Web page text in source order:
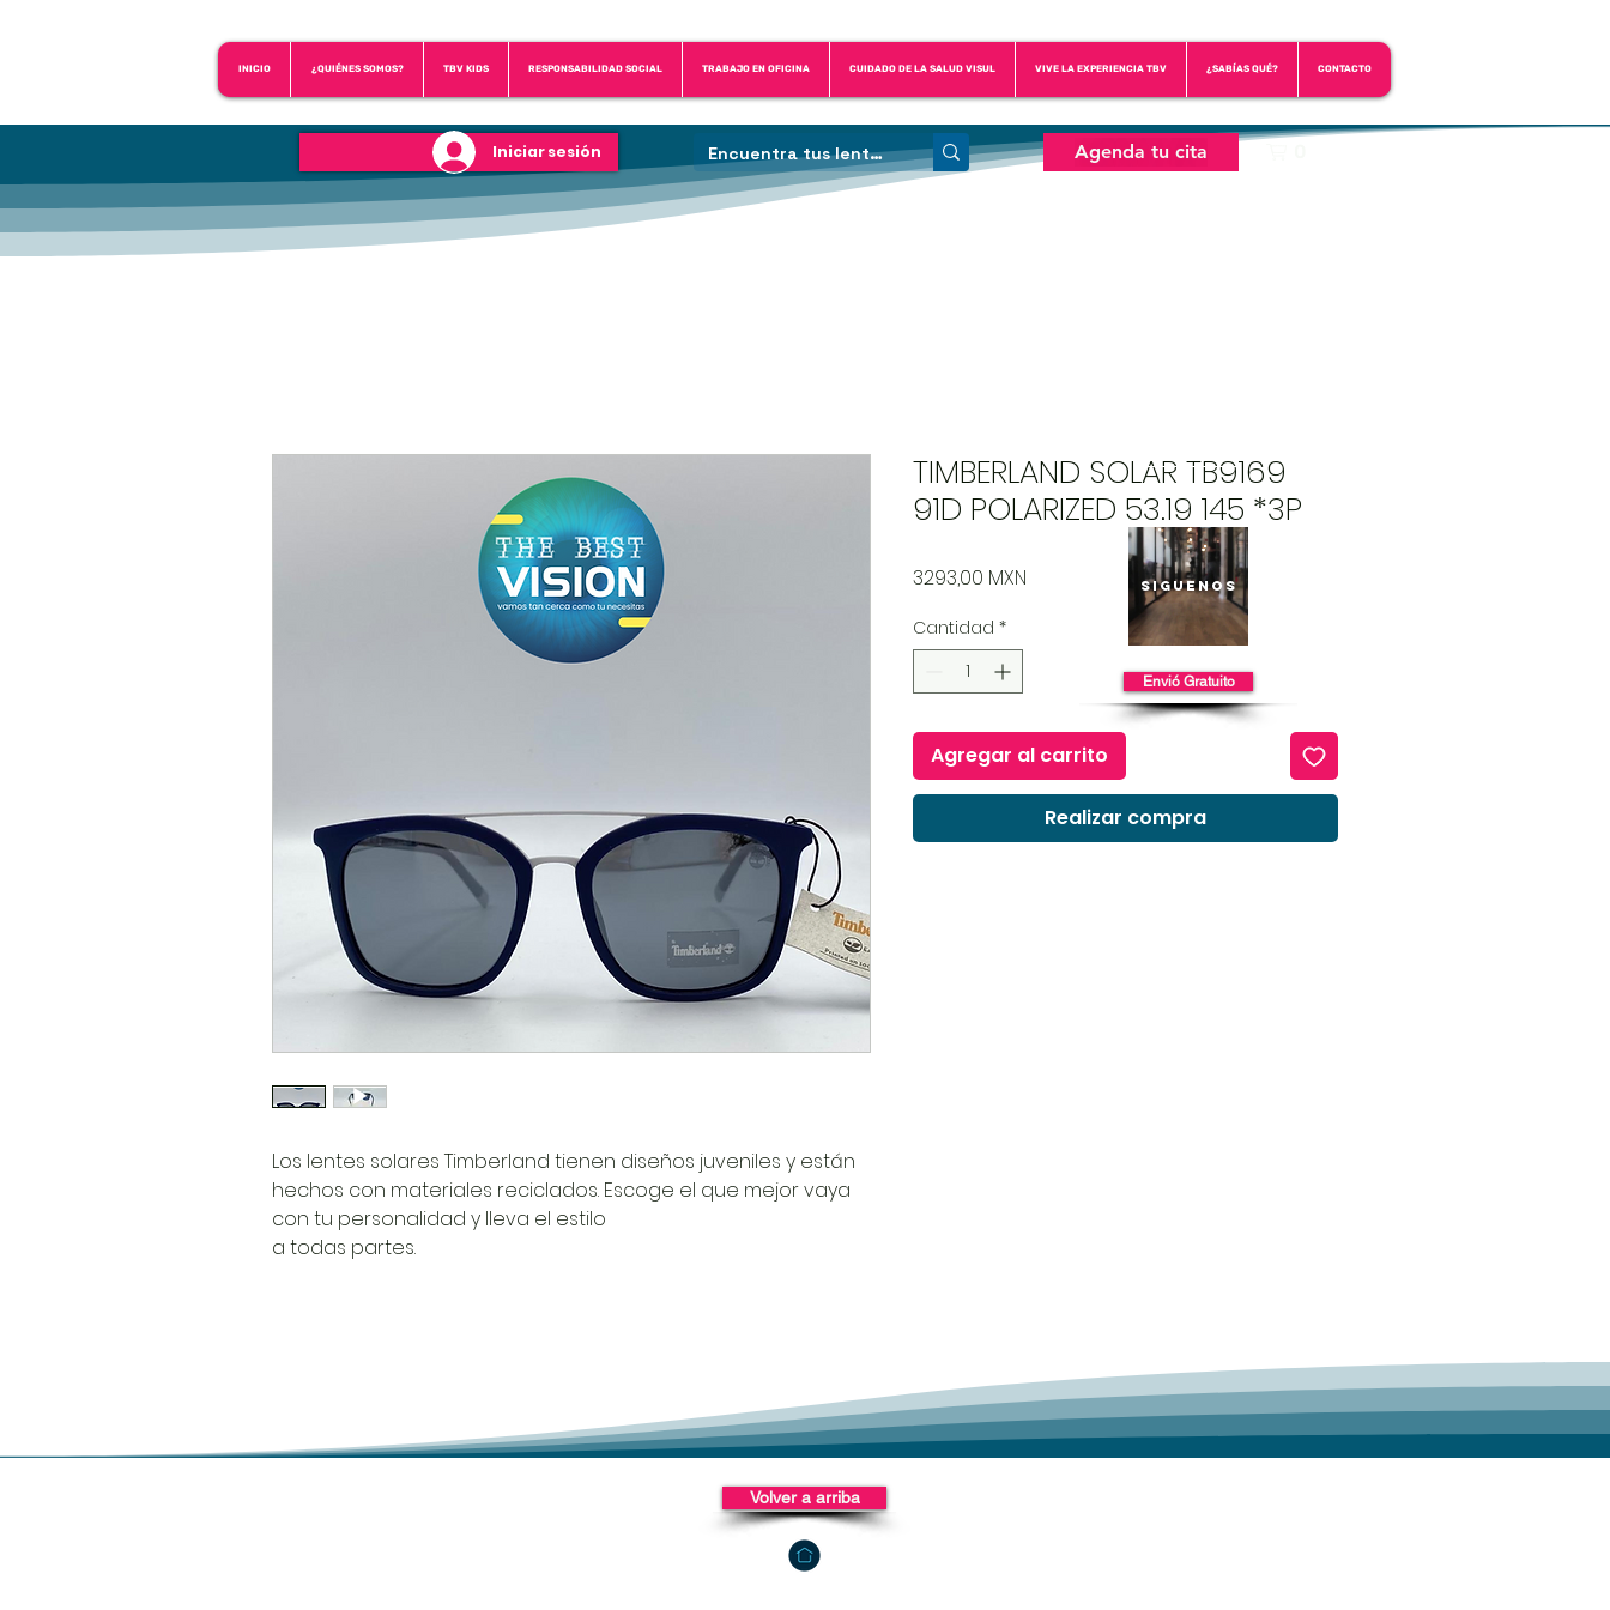
INICIO ¿QUIÉNES SOMOS? TBV KIDS RESPONSABILIDAD SOCIAL TRABAJO EN OFICINA CUIDADO DE LA SALUD VISUL VIVE LA EXPERIENCIA TBV ¿SABÍAS QUÉ? CONTACTO
Iniciar sesión Agenda tu cita
Los lentes solares Timberland tienen diseños juveniles y están
hechos con materiales reciclados. Escoge el que mejor vaya
con tu personalidad y lleva el estilo
a todas partes.
TIMBERLAND SOLAR TB9169
91D POLARIZED 53.19 145 *3P
3293,00 MXN
Cantidad *
Agregar al carrito
Realizar compra
Siguenos
Envió Gratuito
Volver a arriba